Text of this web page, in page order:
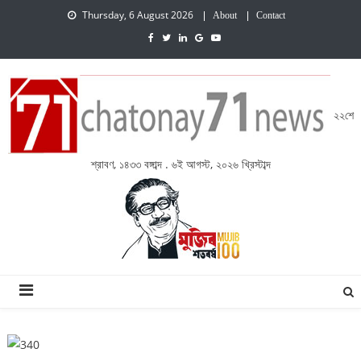
Thursday, 6 August 2026 About Contact
২২শে
শ্রাবণ, ১৪৩৩ বঙ্গাব্দ . ৬ই আগস্ট, ২০২৬ খ্রিস্টাব্দ